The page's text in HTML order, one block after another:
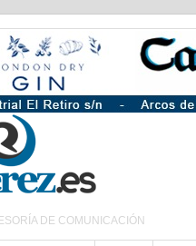
DE COMUNICACIÓN